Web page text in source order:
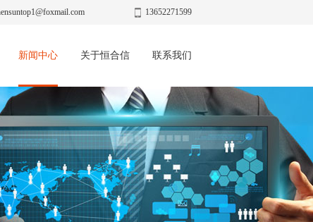
13652271599
新闻中心 关于恒合信 联系我们